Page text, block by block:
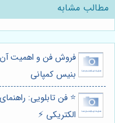
مطالب مشابه
فروش فن و اهمیت آن
بنیس کمپانی
⭐️ فن تابلویی:
الکتریکی ⚡️